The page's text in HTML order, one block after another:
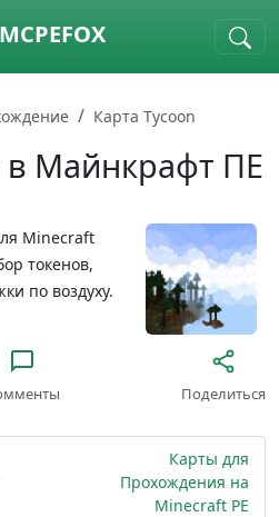
MCPEFOX
Карта Tycoon
в Майнкрафт ПЕ
Minecraft
токенов,
по воздуху.
Поделиться
Карты для
Прохождения на
Minecraft PE